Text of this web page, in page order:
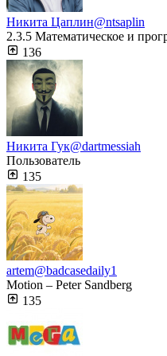
Никита Цаплин@ntsaplin
2.3.5 Математическое и
136
Никита Гук@dartmessiah
Пользователь
135
artem@badcasedaily1
Motion – Peter Sandberg
135